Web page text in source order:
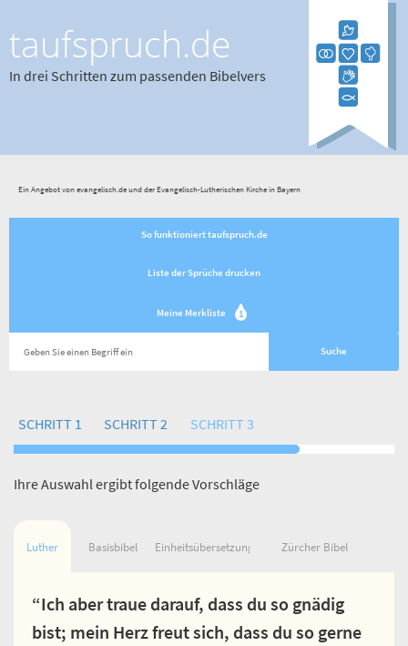
taufspruch.de
In drei Schritten zum passenden Bibelvers
Ein Angebot von evangelisch.de und der Evangelisch-Lutherischen Kirche in Bayern
So funktioniert taufspruch.de
Liste der Sprüche drucken
Meine Merkliste 1
SCHRITT 1 SCHRITT 2 SCHRITT 3
Ihre Auswahl ergibt folgende Vorschläge
Luther Basisbibel Einheitsübersetzung Zürcher Bibel
“Ich aber traue darauf, dass du so gnädig
bist; mein Herz freut sich, dass du so gerne